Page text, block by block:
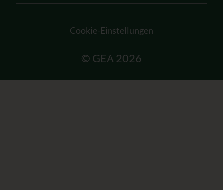
© GEA 2026
Cookie-Einstellungen